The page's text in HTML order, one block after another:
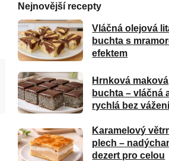
Nejnovější recepty
Vláčná olejová
buchta s
efektem
Hrnková maková
buchta – vláčná
rychlá bez vážení
Karamelový
plech –
dezert pro celou